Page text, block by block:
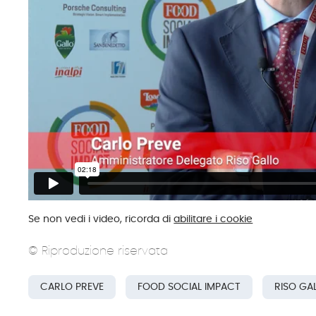
Se non vedi i video, ricorda diabilitare i cookie
© Riproduzione riservata
CARLO PREVE FOOD SOCIAL IMPACT RISO